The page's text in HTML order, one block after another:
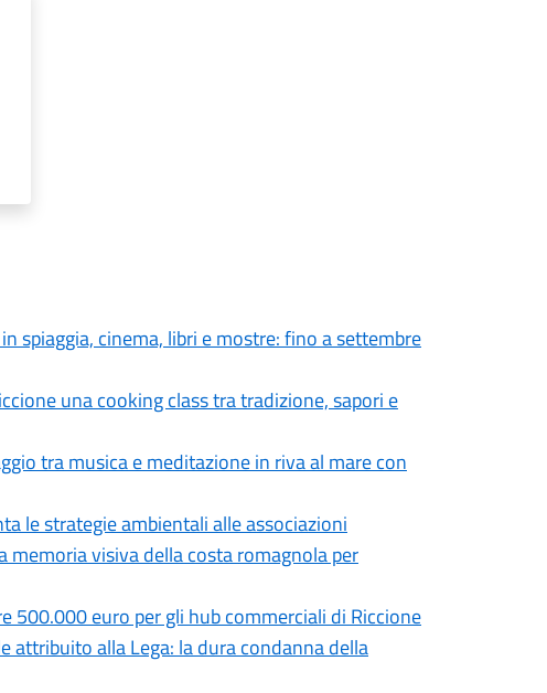
spiaggia, cinema, libri e mostre: fino a settembre
una cooking class tra tradizione, sapori e
tra musica e meditazione in riva al mare con
le strategie ambientali alle associazioni
memoria visiva della costa romagnola per
500.000 euro per gli hub commerciali di Riccione
attribuito alla Lega: la dura condanna della